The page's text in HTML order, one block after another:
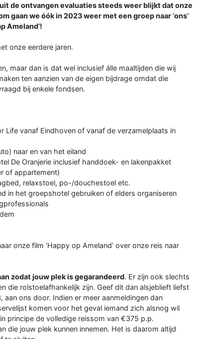
de ontvangen evaluaties steeds weer blijkt dat onze
gaan we óók in 2023 weer met een groep naar ‘ons’
Ameland’!
onze eerdere jaren.
maar dan is dat wel inclusief álle maaltijden die wij
ten aanzien van de eigen bijdrage omdat die
bij enkele fondsen.
vanaf Eindhoven of vanaf de verzamelplaats in
naar en van het eiland
De Oranjerie inclusief handdoek- en lakenpakket
of appartement)
relaxstoel, po-/douchestoel etc.
in het groepshotel gebruiken of elders organiseren
onze film ‘Happy op Ameland’ over onze reis naar
zodat jouw plek is gegarandeerd. Er zijn ook slechts
die rolstoelafhankelijk zijn. Geef dit dan alsjeblieft liefst
ons door. Indien er meer aanmeldingen dan
komen voor het geval iemand zich alsnog wil
principe de volledige reissom van €375 p.p.
die jouw plek kunnen innemen. Het is daarom altijd